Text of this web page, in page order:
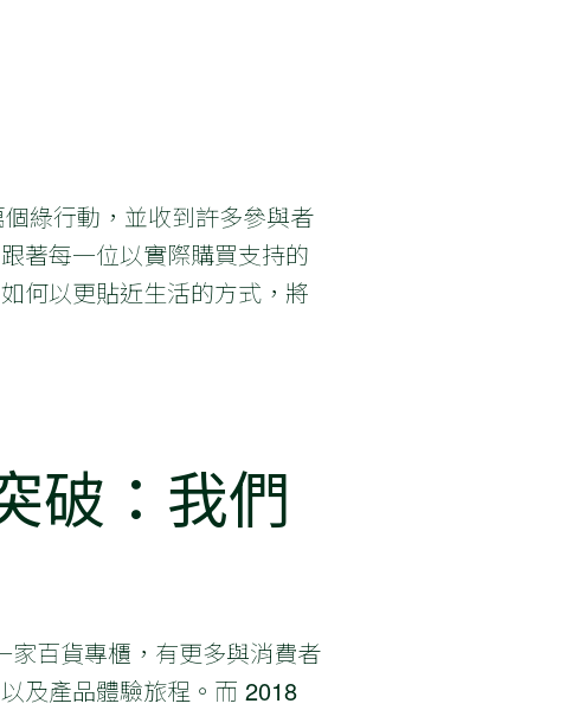
綠行動，並收到許多參與者
著每一位以實際購買支持的
何以更貼近生活的方式，將
破：我們
百貨專櫃，有更多與消費者
及產品體驗旅程。而 2018